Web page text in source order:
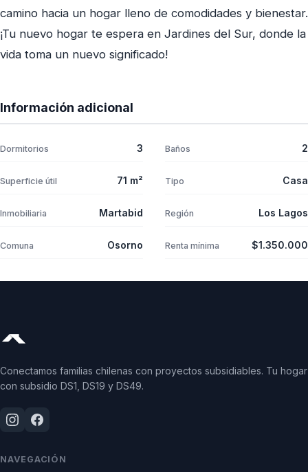
camino hacia un hogar lleno de comodidades y bienestar.
¡Tu nuevo hogar te espera en Jardines del Sur, donde la
vida toma un nuevo significado!
Información adicional
Dormitorios 3 Baños 2
Superficie útil 71 m² Tipo Casa
Inmobiliaria Martabid Región Los Lagos
Comuna Osorno Renta mínima $1.350.000
Conectamos familias chilenas con proyectos subsidiables. Tu hogar
con subsidio DS1, DS19 y DS49.
NAVEGACIÓN